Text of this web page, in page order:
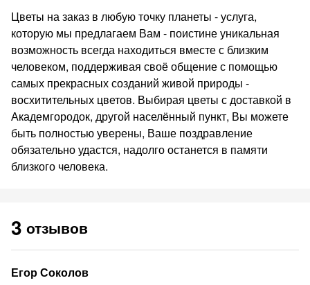
Цветы на заказ в любую точку планеты - услуга,
которую мы предлагаем Вам - поистине уникальная
возможность всегда находиться вместе с близким
человеком, поддерживая своё общение с помощью
самых прекрасных созданий живой природы -
восхитительных цветов. Выбирая цветы с доставкой в
Академгородок, другой населённый пункт, Вы можете
быть полностью уверены, Ваше поздравление
обязательно удастся, надолго останется в памяти
близкого человека.
3 отзывов
Егор Соколов